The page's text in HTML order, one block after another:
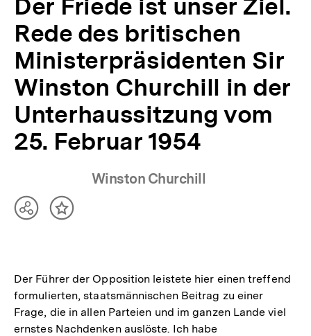
1954
APuZ
9/1954
bpb.de
Der Friede ist unser Ziel.
Rede des britischen
Ministerpräsidenten Sir
Winston Churchill in der
Unterhaussitzung vom
25. Februar 1954
Winston Churchill
TeilenInhalt
Der Führer der Opposition leistete hier einen treffend
formulierten, staatsmännischen Beitrag zu einer
Frage, die in allen Parteien und im ganzen Lande viel
ernstes Nachdenken auslöste. Ich habe